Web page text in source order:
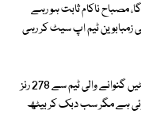
مصباح ناکام ثابت ہو رہے
زمبابوین ٹیم اپ سیٹ کر رہی
وقار یونس کس بات کے بولنگ کوچ ہیں،22 رنز پر 3 وکٹیں گنوانے والی ٹیم سے 278 رنز
ہے مگر سب دبک کر بیٹھ